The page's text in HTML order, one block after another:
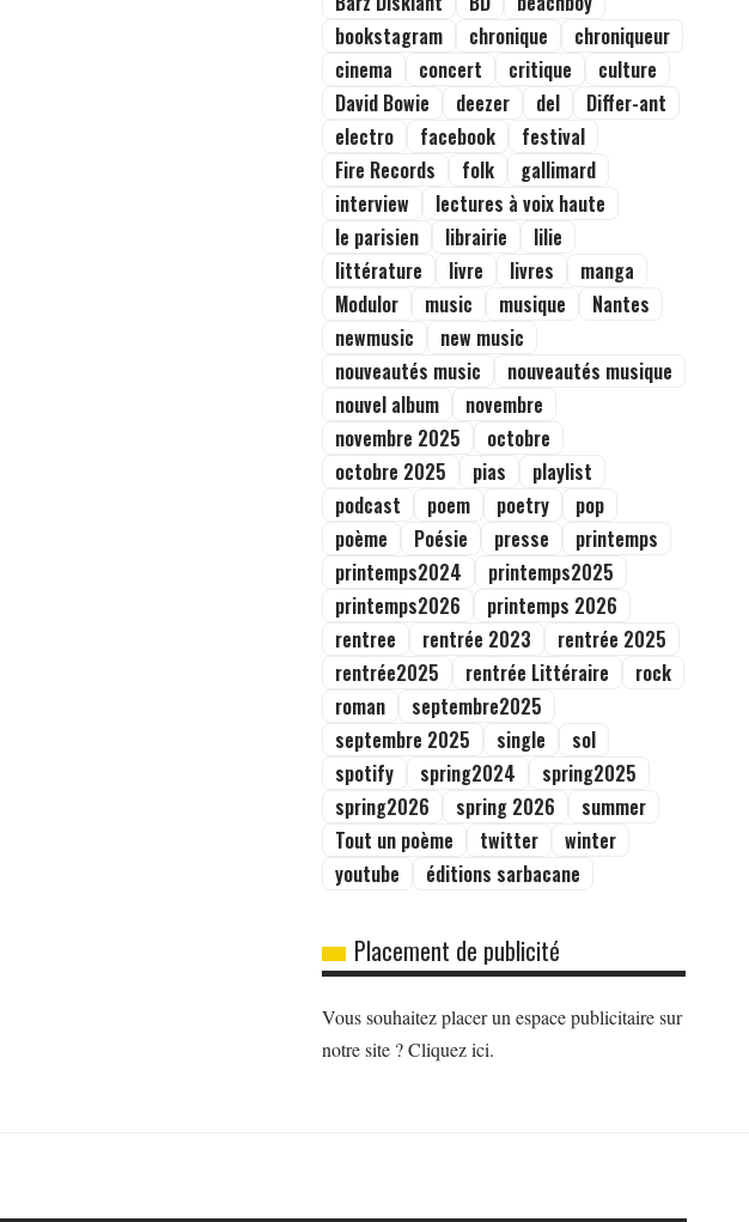
bookstagram
chronique
chroniqueur
cinema
concert critique
culture
David Bowie
deezer del
Differ-ant
electro
facebook
festival
Fire Records
folk
gallimard
interview
lectures à voix haute
le parisien
librairie
lilie
littérature
livre livres
manga
Modulor
music musique
Nantes
newmusic
new music
nouveautés music
nouveautés musique
nouvel album
novembre
novembre 2025
octobre
octobre 2025
pias
playlist
podcast
poem poetry
pop
poème
Poésie presse
printemps
printemps2024
printemps2025
printemps2026
printemps 2026
rentree
rentrée 2023
rentrée 2025
rentrée2025
rentrée Littéraire
rock
roman
septembre2025
septembre 2025
single
sol
spotify
spring2024
spring2025
spring2026
spring 2026
summer
Tout un poème
twitter
winter
youtube
éditions sarbacane
Placement de publicité
Vous souhaitez placer un espace publicitaire sur
notre site ? Cliquez ici.